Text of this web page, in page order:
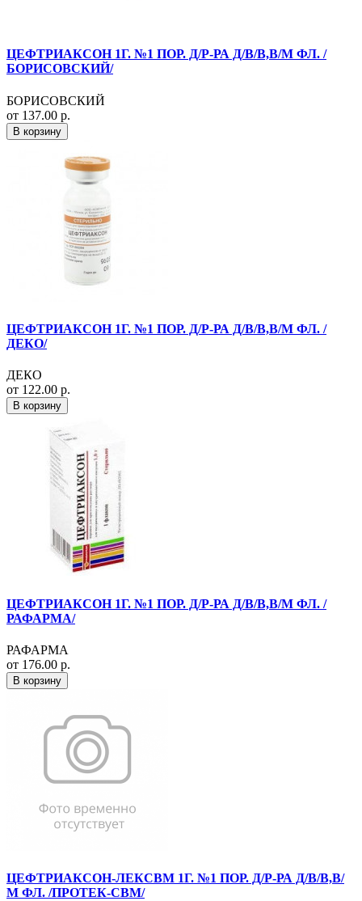
ЦЕФТРИАКСОН 1Г. №1 ПОР. Д/Р-РА Д/В/В,В/М ФЛ. /
БОРИСОВСКИЙ/
БОРИСОВСКИЙ
от 137.00 р.
В корзину
ЦЕФТРИАКСОН 1Г. №1 ПОР. Д/Р-РА Д/В/В,В/М ФЛ. /
ДЕКО/
ДЕКО
от 122.00 р.
В корзину
ЦЕФТРИАКСОН 1Г. №1 ПОР. Д/Р-РА Д/В/В,В/М ФЛ. /
РАФАРМА/
РАФАРМА
от 176.00 р.
В корзину
ЦЕФТРИАКСОН-ЛЕКСВМ 1Г. №1 ПОР. Д/Р-РА Д/В/В,В/
М ФЛ. /ПРОТЕК-СВМ/